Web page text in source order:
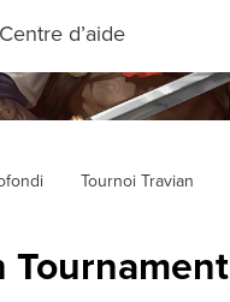
Tournoi Travian
Tournament